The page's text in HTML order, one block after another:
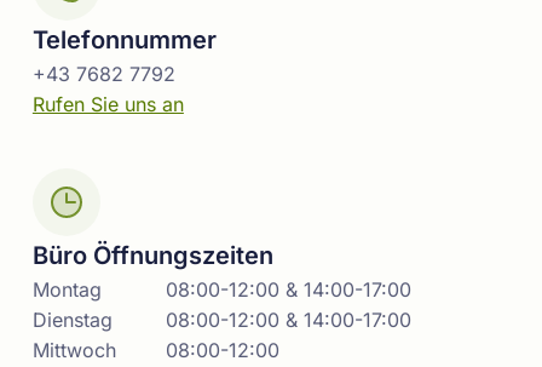
Telefonnummer
+43 7682 7792
Rufen Sie uns an
Büro Öffnungszeiten
Montag
08:00-12:00 & 14:00-17:00
Dienstag
08:00-12:00 & 14:00-17:00
Mittwoch
08:00-12:00